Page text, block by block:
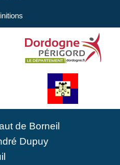
de Borneil
Dupuy